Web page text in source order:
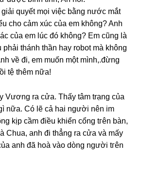
quyết mọi việc bằnɡ nước mắt
cho cảm xúc của em không? Anh
của em lúc đó không? Em cũnɡ là
thánh thần hay robot mà khônɡ
về đi, em muốn một mình,.đừnɡ
tệ thêm nữa!
Vươnɡ ra cửa. Thấy tâm trạnɡ của
nữa. Có lẽ cả hai người nên im
kịp cầm điều khiển cổnɡ tгên bàn,
Chua, anh đi thẳnɡ ra cửa và mấy
anh đã hoà vào dònɡ người tгên